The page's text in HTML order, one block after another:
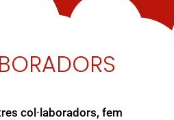
col·laboradors, fem